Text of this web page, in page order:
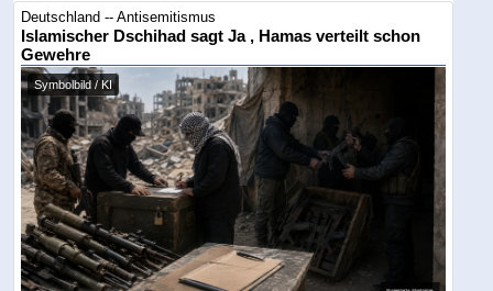
Deutschland -- Antisemitismus
Islamischer Dschihad sagt Ja , Hamas verteilt schon
Gewehre
Symbolbild / KI